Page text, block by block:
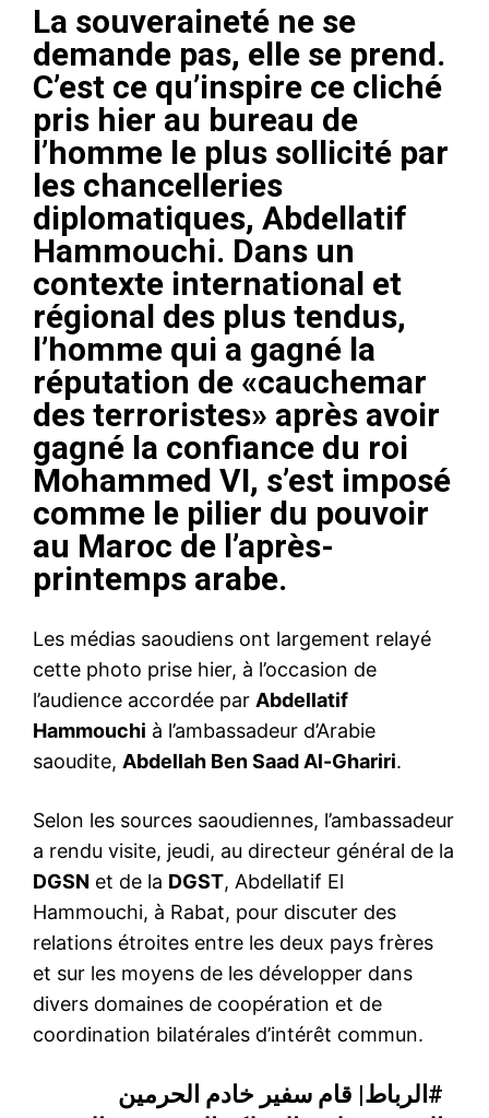
La souveraineté ne se
demande pas, elle se prend.
C’est ce qu’inspire ce cliché
pris hier au bureau de
l’homme le plus sollicité par
les chancelleries
diplomatiques, Abdellatif
Hammouchi. Dans un
contexte international et
régional des plus tendus,
l’homme qui a gagné la
réputation de «cauchemar
des terroristes» après avoir
gagné la confiance du roi
Mohammed VI, s’est imposé
comme le pilier du pouvoir
au Maroc de l’après-
printemps arabe.
Les médias saoudiens ont largement relayé
cette photo prise hier, à l’occasion de
l’audience accordée par Abdellatif
Hammouchi à l’ambassadeur d’Arabie
saoudite, Abdellah Ben Saad Al-Ghariri.
Selon les sources saoudiennes, l’ambassadeur
a rendu visite, jeudi, au directeur général de la
DGSN et de la DGST, Abdellatif El
Hammouchi, à Rabat, pour discuter des
relations étroites entre les deux pays frères
et sur les moyens de les développer dans
divers domaines de coopération et de
coordination bilatérales d’intérêt commun.
#الرباط| قام سفير خادم الحرمين